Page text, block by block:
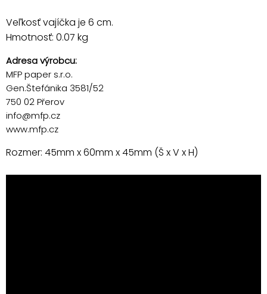
Veľkosť vajíčka je 6 cm.
Hmotnosť: 0.07 kg
Adresa výrobcu:
MFP paper s.r.o.
Gen.Štefánika 3581/52
750 02 Přerov
info@mfp.cz
www.mfp.cz
Rozmer: 45mm x 60mm x 45mm (Š x V x H)